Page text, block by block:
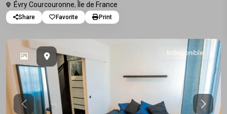
Évry Courcouronne, Île de France
Share Favorite Print
Indisponible
Previous